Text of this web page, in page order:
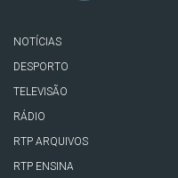
NOTÍCIAS
DESPORTO
TELEVISÃO
RÁDIO
RTP ARQUIVOS
RTP ENSINA